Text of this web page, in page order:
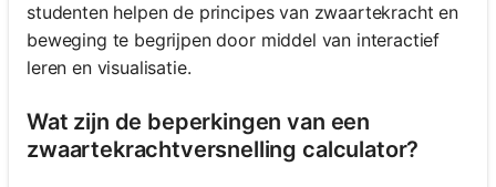
studenten helpen de principes van zwaartekracht en
beweging te begrijpen door middel van interactief
leren en visualisatie.
Wat zijn de beperkingen van een
zwaartekrachtversnelling calculator?